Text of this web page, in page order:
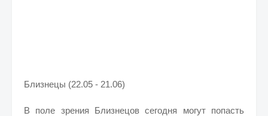
Близнецы (22.05 - 21.06)
В поле зрения Близнецов сегодня могут попасть